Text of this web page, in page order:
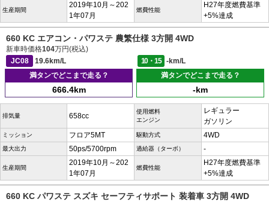
生産期間
2019年10月～202
1年07月
燃費性能
H27年度燃費基準
+5%達成
660 KC エアコン・パワステ 農繁仕様 3方開 4WD
新車時価格104万円(税込)
JC08
19.6km/L 10・15
-km/L
満タンでどこまで走る？
666.4km
満タンでどこまで走る？
-km
排気量 658cc
使用燃料
エンジン
レギュラー
ガソリン
ミッション フロア5MT 駆動方式 4WD
最大出力 50ps/5700rpm 過給器（ターボ） -
生産期間
2019年10月～202
1年07月
燃費性能
H27年度燃費基準
+5%達成
660 KC パワステ スズキ セーフティサポート 装着車 3方開 4WD